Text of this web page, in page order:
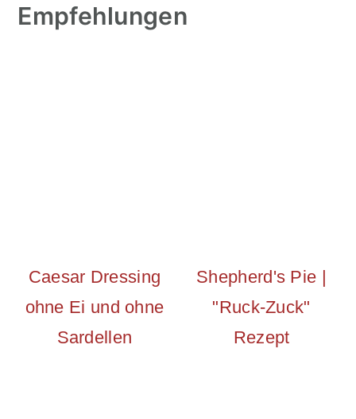
Empfehlungen
Caesar Dressing
ohne Ei und ohne
Sardellen
Shepherd's Pie |
"Ruck-Zuck"
Rezept